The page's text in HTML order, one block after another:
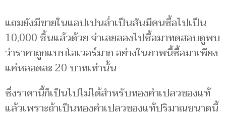
แถมยังมีขายในแอปเปนล่ำเป็นสันมีคนซื้อไปเป็น
10,000 ชิ้นแล้วด้วย จ่าเลยลองไปซื้อมาทดสอบดูพบ
ว่าราคาถูกแบบโอเวอร์มาก อย่างในภาพนี้ซื้อมาเพียง
แค่หลอดละ 20 บาทเท่านั้น
ซึ่งราคานี้ก็เป็นไปไม่ได้สำหรับทองคำเปลวของแท้
แล้วเพราะถ้าเป็นทองคำเปลวของแท้ปริมาณขนาดนี้